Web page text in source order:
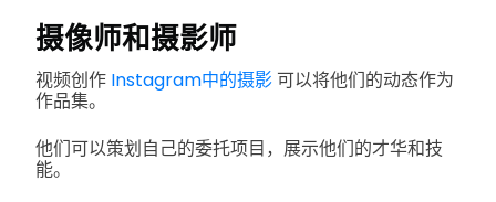
摄像师和摄影师
视频创作 Instagram中的摄影 可以将他们的动态作为
作品集。
他们可以策划自己的委托项目，展示他们的才华和技
能。